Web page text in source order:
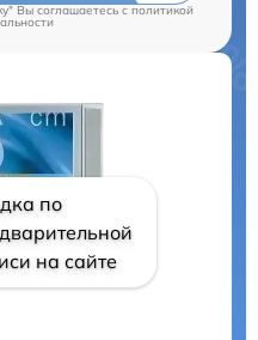
Вы соглашаетесь cполитикой
по
на сайте